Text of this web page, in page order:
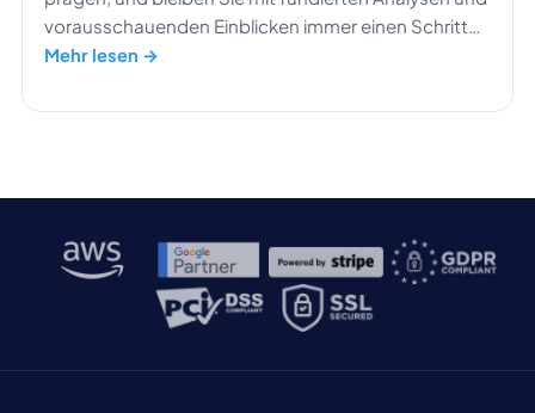
vorausschauenden Einblicken immer einen Schritt
voraus.
Mehr lesen →